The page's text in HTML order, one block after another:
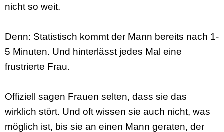
nicht so weit.
Denn: Statistisch kommt der Mann bereits nach 1-
5 Minuten. Und hinterlässt jedes Mal eine
frustrierte Frau.
Offiziell sagen Frauen selten, dass sie das
wirklich stört. Und oft wissen sie auch nicht, was
möglich ist, bis sie an einen Mann geraten, der